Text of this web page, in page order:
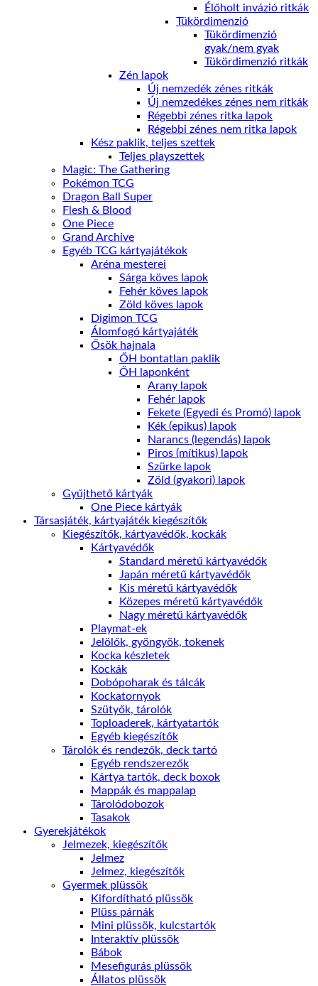
Élőholt invázió ritkák
Tükördimenzió
Tükördimenzió
gyak/nem gyak
Tükördimenzió ritkák
Zén lapok
Új nemzedék zénes ritkák
Új nemzedékes zénes nem ritkák
Régebbi zénes ritka lapok
Régebbi zénes nem ritka lapok
Kész paklik, teljes szettek
Teljes playszettek
Magic: The Gathering
Pokémon TCG
Dragon Ball Super
Flesh & Blood
One Piece
Grand Archive
Egyéb TCG kártyajátékok
Aréna mesterei
Sárga köves lapok
Fehér köves lapok
Zöld köves lapok
Digimon TCG
Álomfogó kártyajáték
Ősök hajnala
ŐH bontatlan paklik
ŐH laponként
Arany lapok
Fehér lapok
Fekete (Egyedi és Promó) lapok
Kék (epikus) lapok
Narancs (legendás) lapok
Piros (mítikus) lapok
Szürke lapok
Zöld (gyakori) lapok
Gyűjthető kártyák
One Piece kártyák
Társasjáték, kártyajáték kiegészítők
Kiegészítők, kártyavédők, kockák
Kártyavédők
Standard méretű kártyavédők
Japán méretű kártyavédők
Kis méretű kártyavédők
Közepes méretű kártyavédők
Nagy méretű kártyavédők
Playmat-ek
Jelölők, gyöngyök, tokenek
Kocka készletek
Kockák
Dobópoharak és tálcák
Kockatornyok
Szütyők, tárolók
Toploaderek, kártyatartók
Egyéb kiegészítők
Tárolók és rendezők, deck tartó
Egyéb rendszerezők
Kártya tartók, deck boxok
Mappák és mappalap
Tárolódobozok
Tasakok
Gyerekjátékok
Jelmezek, kiegészítők
Jelmez
Jelmez, kiegészítők
Gyermek plüssök
Kifordítható plüssök
Plüss párnák
Mini plüssök, kulcstartók
Interaktív plüssök
Bábok
Mesefigurás plüssök
Állatos plüssök